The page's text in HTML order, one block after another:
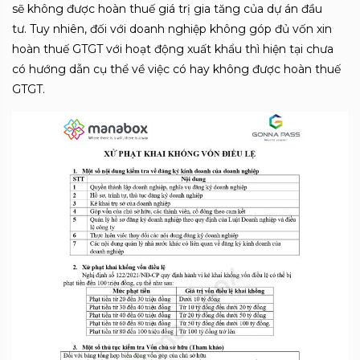
sẽ không được hoàn thuế giá trị gia tăng của dự án đầu
tư. Tuy nhiên, đối với doanh nghiệp không góp đủ vốn xin
hoàn thuế GTGT với hoạt động xuất khẩu thì hiện tại chưa
có hướng dẫn cụ thể về việc có hay không được hoàn thuế
GTGT.